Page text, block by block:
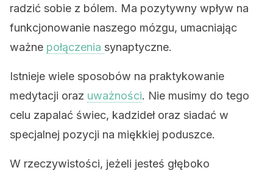
radzić sobie z bólem. Ma pozytywny wpływ na
funkcjonowanie naszego mózgu, umacniając
ważne połączenia synaptyczne.
Istnieje wiele sposobów na praktykowanie
medytacji oraz uważności. Nie musimy do tego
celu zapalać świec, kadzideł oraz siadać w
specjalnej pozycji na miękkiej poduszce.
W rzeczywistości, jeżeli jesteś głęboko